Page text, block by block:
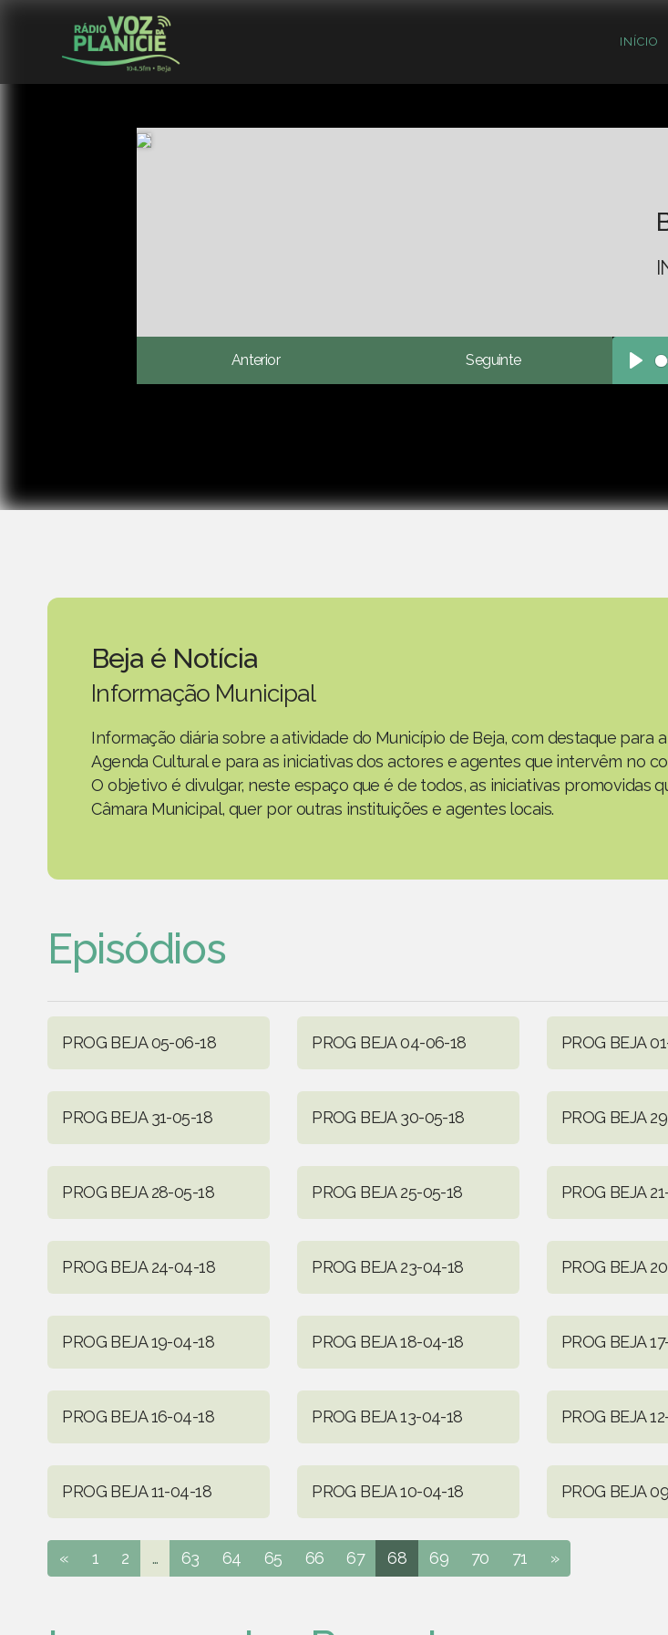
INÍCIO
Anterior Seguinte
Beja é Notícia
Informação Municipal
Informação diária sobre a atividade do Município de Beja, com destaque para a
Agenda Cultural e para as iniciativas dos actores e agentes que intervêm no
O objetivo é divulgar, neste espaço que é de todos, as iniciativas promovidas
Câmara Municipal, quer por outras instituições e agentes locais.
Episódios
PROG BEJA 05-06-18 PROG BEJA 04-06-18 PROG BEJA
PROG BEJA 31-05-18 PROG BEJA 30-05-18 PROG BEJA
PROG BEJA 28-05-18 PROG BEJA 25-05-18 PROG BEJA
PROG BEJA 24-04-18 PROG BEJA 23-04-18 PROG BEJA
PROG BEJA 19-04-18 PROG BEJA 18-04-18 PROG BEJA
PROG BEJA 16-04-18 PROG BEJA 13-04-18 PROG BEJA
PROG BEJA 11-04-18 PROG BEJA 10-04-18 PROG BEJA
« 1 2 ... 63 64 65 66 67 68 69 70 71 »